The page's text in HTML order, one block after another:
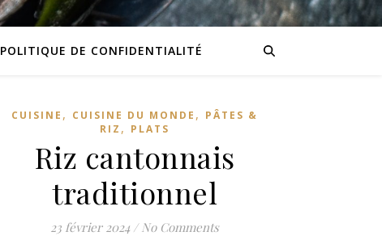
POLITIQUE DE CONFIDENTIALITÉ
CUISINE , CUISINE DU MONDE , PÂTES &
RIZ , PLATS
Riz cantonnais
traditionnel
23 février 2024 / No Comments